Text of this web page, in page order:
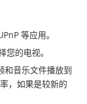
等应用。
的电视。
和音乐文件播放到
，如果是较新的